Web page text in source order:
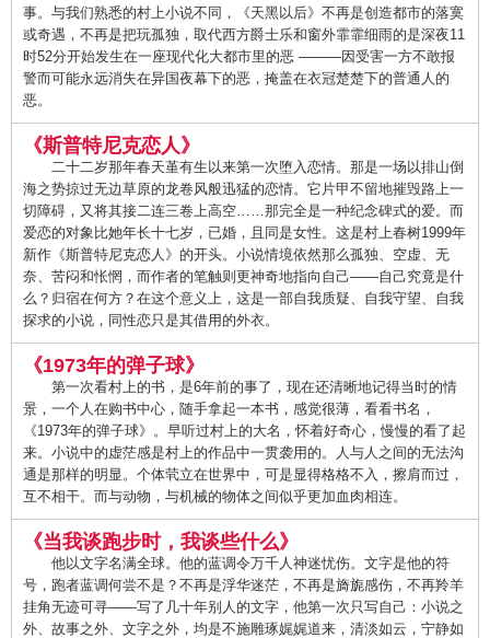
事。与我们熟悉的村上小说不同，《天黑以后》不再是创造都市的落寞
或奇遇，不再是把玩孤独，取代西方爵士乐和窗外霏霏细雨的是深夜11
时52分开始发生在一座现代化大都市里的恶 ———因受害一方不敢报
警而可能永远消失在异国夜幕下的恶，掩盖在衣冠楚楚下的普通人的
恶。
《斯普特尼克恋人》
二十二岁那年春天堇有生以来第一次堕入恋情。那是一场以排山倒
海之势掠过无边草原的龙卷风般迅猛的恋情。它片甲不留地摧毁路上一
切障碍，又将其接二连三卷上高空……那完全是一种纪念碑式的爱。而
爱恋的对象比她年长十七岁，已婚，且同是女性。这是村上春树1999年
新作《斯普特尼克恋人》的开头。小说情境依然那么孤独、空虚、无
奈、苦闷和怅惘，而作者的笔触则更神奇地指向自己——自己究竟是什
么？归宿在何方？在这个意义上，这是一部自我质疑、自我守望、自我
探求的小说，同性恋只是其借用的外衣。
《1973年的弹子球》
第一次看村上的书，是6年前的事了，现在还清晰地记得当时的情
景，一个人在购书中心，随手拿起一本书，感觉很薄，看看书名，
《1973年的弹子球》。早听过村上的大名，怀着好奇心，慢慢的看了起
来。小说中的虚茫感是村上的作品中一贯袭用的。人与人之间的无法沟
通是那样的明显。个体茕立在世界中，可是显得格格不入，擦肩而过，
互不相干。而与动物，与机械的物体之间似乎更加血肉相连。
《当我谈跑步时，我谈些什么》
他以文字名满全球。他的蓝调令万千人神迷忧伤。文字是他的符
号，跑者蓝调何尝不是？不再是浮华迷茫，不再是旖旎感伤，不再羚羊
挂角无迹可寻——写了几十年别人的文字，他第一次只写自己：小说之
外、故事之外、文字之外，均是不施雕琢娓娓道来，清淡如云，宁静如